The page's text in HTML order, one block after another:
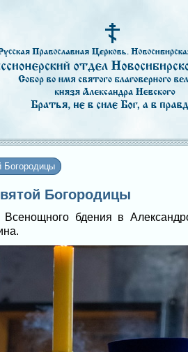
Богородицы
Богородицы
Всенощного бдения в